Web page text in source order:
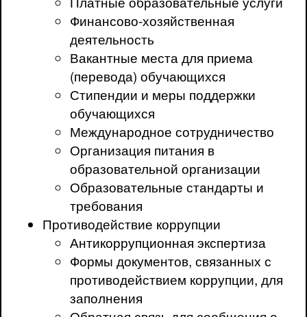
Финансово-хозяйственная
деятельность
Вакантные места для приема
(перевода) обучающихся
Стипендии и меры поддержки
обучающихся
Международное сотрудничество
Организация питания в
образовательной организации
Образовательные стандарты и
требования
Противодействие коррупции
Антикоррупционная экспертиза
Формы документов, связанных с
противодействием коррупции, для
заполнения